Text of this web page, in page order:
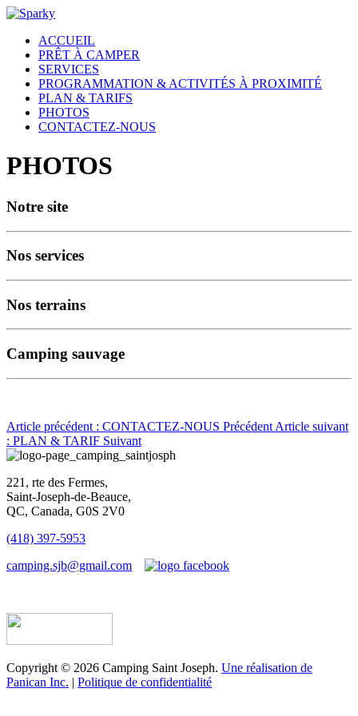
ACCUEIL
PRÊT À CAMPER
SERVICES
PROGRAMMATION & ACTIVITÉS À PROXIMITÉ
PLAN & TARIFS
PHOTOS
CONTACTEZ-NOUS
PHOTOS
Notre site
Nos services
Nos terrains
Camping sauvage
Article précédent : CONTACTEZ-NOUS Précédent Article suivant
: PLAN & TARIF Suivant
221, rte des Fermes,
Saint-Joseph-de-Beauce,
QC, Canada, G0S 2V0
(418) 397-5953
camping.sjb@gmail.com
Copyright © 2026 Camping Saint Joseph. Une réalisation de
Panican Inc. | Politique de confidentialité